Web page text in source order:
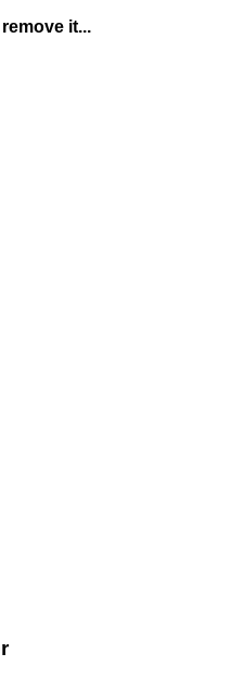
it...